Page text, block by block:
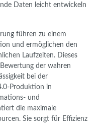
Daten leicht entwickeln
führen zu einem
und ermöglichen den
Laufzeiten. Dieses
der wahren
bei der
Produktion in
und
die maximale
Sie sorgt für Effizienz